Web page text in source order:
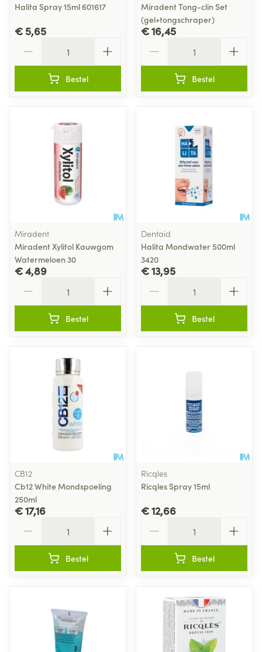
Halita Spray 15ml 601617
€ 5,65
Bestel
Miradent Tong-clin Set
(gel+tongschraper)
€ 16,45
Bestel
Miradent
Miradent Xylitol Kauwgom
Watermeloen 30
€ 4,89
Bestel
Dentaid
Halita Mondwater 500ml
3420
€ 13,95
Bestel
CB12
Cb12 White Mondspoeling
250ml
€ 17,16
Bestel
Ricqles
Ricqles Spray 15ml
€ 12,66
Bestel